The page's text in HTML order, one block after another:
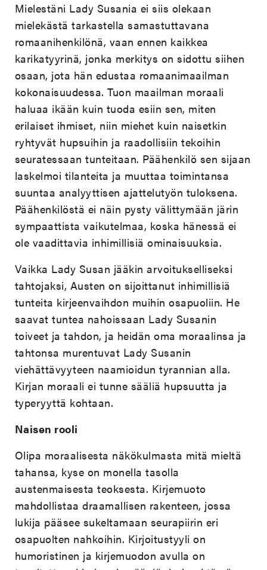
Mielestäni Lady Susania ei siis olekaan
mielekästä tarkastella samastuttavana
romaanihenkilönä, vaan ennen kaikkea
karikatyyrinä, jonka merkitys on sidottu siihen
osaan, jota hän edustaa romaanimaailman
kokonaisuudessa. Tuon maailman moraali
haluaa ikään kuin tuoda esiin sen, miten
erilaiset ihmiset, niin miehet kuin naisetkin
ryhtyvät hupsuihin ja raadollisiin tekoihin
seuratessaan tunteitaan. Päähenkilö sen sijaan
laskelmoi tilanteita ja muuttaa toimintansa
suuntaa analyyttisen ajattelutyön tuloksena.
Päähenkilöstä ei näin pysty välittymään järin
sympaattista vaikutelmaa, koska hänessä ei
ole vaadittavia inhimillisiä ominaisuuksia.
Vaikka Lady Susan jääkin arvoitukselliseksi
tahtojaksi, Austen on sijoittanut inhimillisiä
tunteita kirjeenvaihdon muihin osapuoliin. He
saavat tuntea nahoissaan Lady Susanin
toiveet ja tahdon, ja heidän oma moraalinsa ja
tahtonsa murentuvat Lady Susanin
viehättävyyteen naamioidun tyrannian alla.
Kirjan moraali ei tunne sääliä hupsuutta ja
typeryyttä kohtaan.
Naisen rooli
Olipa moraalisesta näkökulmasta mitä mieltä
tahansa, kyse on monella tasolla
austenmaisesta teoksesta. Kirjemuoto
mahdollistaa draamallisen rakenteen, jossa
lukija pääsee sukeltamaan seurapiirin eri
osapuolten nahkoihin. Kirjoitustyyli on
humoristinen ja kirjemuodon avulla on